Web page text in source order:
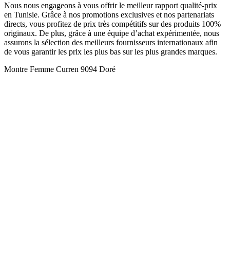
Nous nous engageons à vous offrir le meilleur rapport qualité-prix
en Tunisie. Grâce à nos promotions exclusives et nos partenariats
directs, vous profitez de prix très compétitifs sur des produits 100%
originaux. De plus, grâce à une équipe d’achat expérimentée, nous
assurons la sélection des meilleurs fournisseurs internationaux afin
de vous garantir les prix les plus bas sur les plus grandes marques.
Montre Femme Curren 9094 Doré